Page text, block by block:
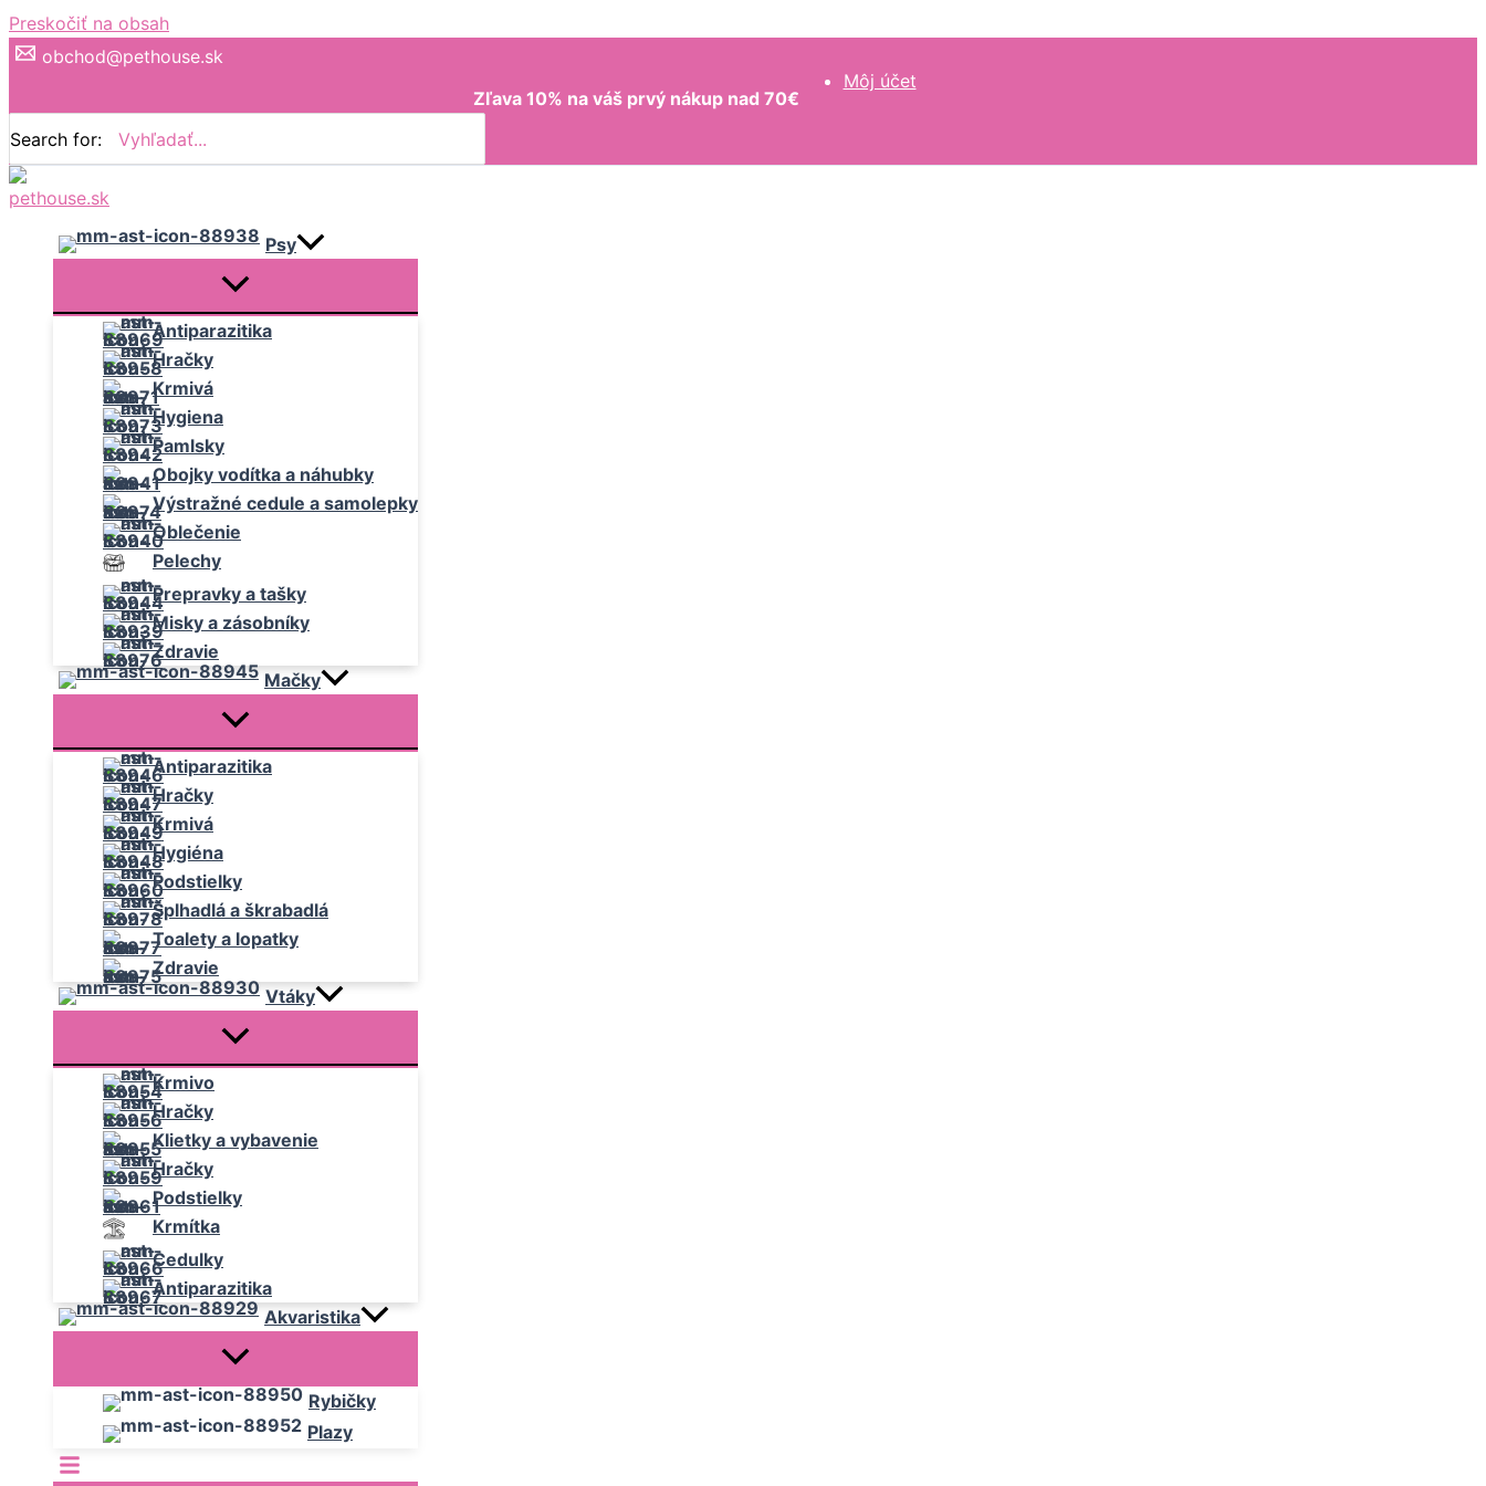
Preskočiť na obsah
obchod@pethouse.sk
Zľava 10% na váš prvý nákup nad 70€
Môj účet
Search for:
Psy
Antiparazitika
Hračky
Krmivá
Hygiena
Pamlsky
Obojky vodítka a náhubky
Výstražné cedule a samolepky
Oblečenie
Pelechy
Prepravky a tašky
Misky a zásobníky
Zdravie
Mačky
Antiparazitika
Hračky
Krmivá
Hygiéna
Podstielky
Šplhadlá a škrabadlá
Toalety a lopatky
Zdravie
Vtáky
Krmivo
Hračky
Klietky a vybavenie
Hračky
Podstielky
Krmítka
Cedulky
Antiparazitika
Akvaristika
Rybičky
Plazy